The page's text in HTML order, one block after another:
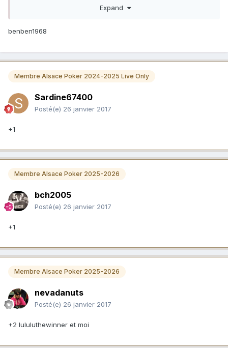
maintiendrons un maximum de jouabilité.
*Le buy-in est fixé à 40€ pour tous les tournois de la
Par ailleurs un pack pour un tournoi live offert par notre
partenaire Winamax sera destiné au joueur le plus régulier
de la saison. Nous allons en effet tenir un classement de
vos meilleures performances à nos tournois live. Sur la
Boissons fraiches, café, snacks et sandwichs sont à votre
disposition.
Attention, tournoi limité à 50 personnes
Merci de vous inscrire à la suite de ce post.
Shalikill
Expand
benben1968
Membre Alsace Poker 2024-2025 Live Only
Sardine67400
Posté(e) 26 janvier 2017
+1
Membre Alsace Poker 2025-2026
bch2005
Posté(e) 26 janvier 2017
+1
Membre Alsace Poker 2025-2026
nevadanuts
Posté(e) 26 janvier 2017
+2 lululuthewinner et moi